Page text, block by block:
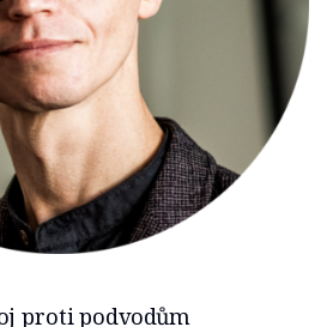
proti podvodům